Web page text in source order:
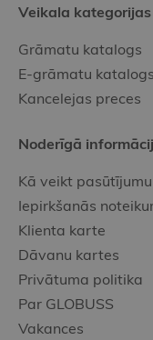
Veikala kategorijas
Grāmatu katalogs
E-grāmatu katalogs
Kancelejas preces
Noderīgā
Kā veikt pasūtījumu
Iepirkšanās
Klienta karte
Dāvanu kartes
Privātuma politika
Par GLOBUSS
Vakances